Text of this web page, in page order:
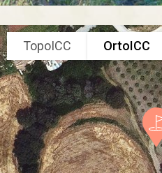
TopoICC OrtoICC